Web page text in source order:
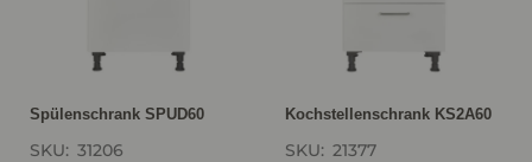
Spülenschrank SPUD60
SKU: 31206
Kochstellenschrank KS2A60
SKU: 21377